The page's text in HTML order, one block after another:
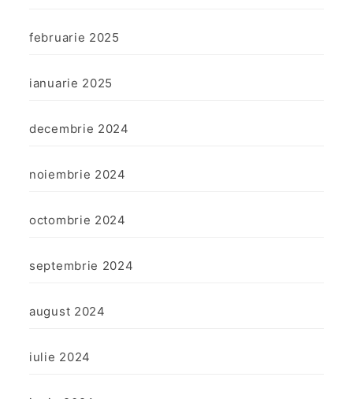
februarie 2025
ianuarie 2025
decembrie 2024
noiembrie 2024
octombrie 2024
septembrie 2024
august 2024
iulie 2024